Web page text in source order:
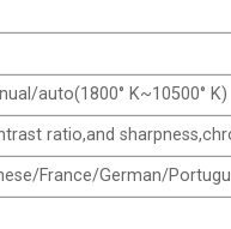
auto(1800° K~10500° K)
ratio,and
France/German/